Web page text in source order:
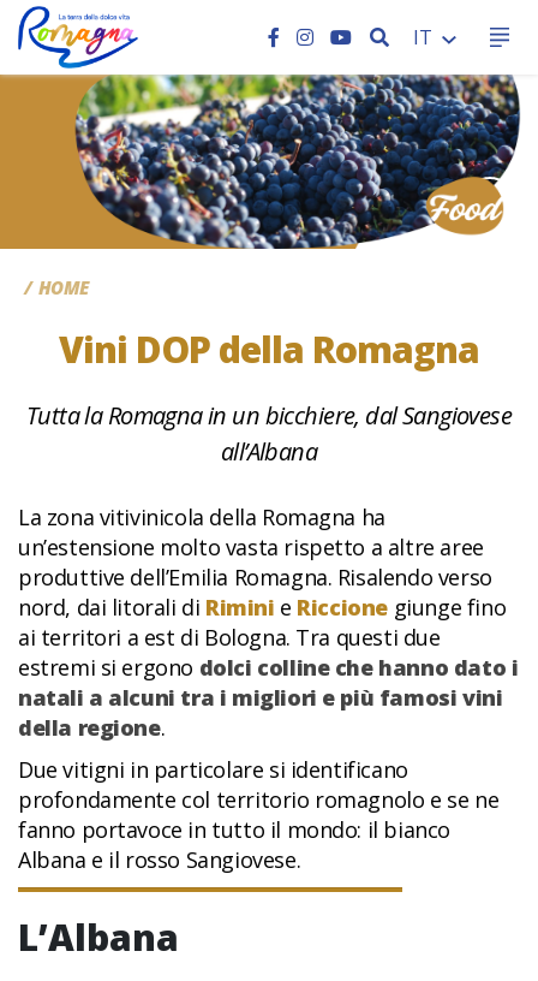
CERCA
IT
CC
HOME
Vini DOP della Romagna
Tutta la Romagna in un bicchiere, dal Sangiovese
all’Albana
La zona vitivinicola della Romagna ha
un’estensione molto vasta rispetto a altre aree
produttive dell’Emilia Romagna. Risalendo verso
nord, dai litorali di Rimini e Riccione giunge fino
ai territori a est di Bologna. Tra questi due
estremi si ergono dolci colline che hanno dato i
natali a alcuni tra i migliori e più famosi vini
della regione.
Due vitigni in particolare si identificano
profondamente col territorio romagnolo e se ne
fanno portavoce in tutto il mondo: il bianco
Albana e il rosso Sangiovese.
L’Albana